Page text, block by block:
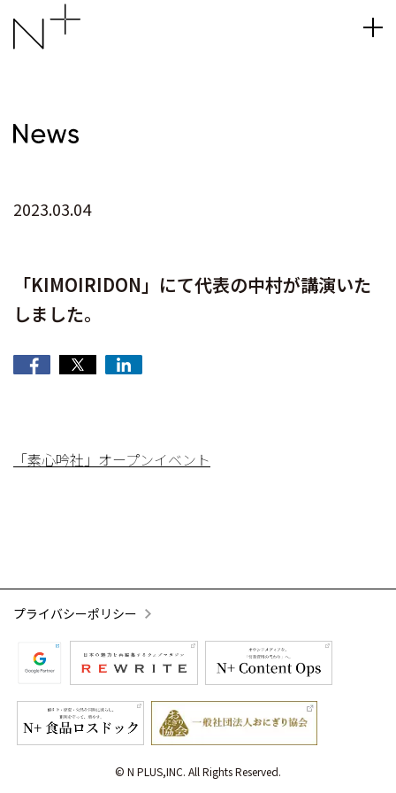
2023.03.04
「KIMOIRIDON」にて代表の中村が講演いた
しました。
「素心吟社」オープンイベント
プライバシーポリシー
© N PLUS,INC. All Rights Reserved.